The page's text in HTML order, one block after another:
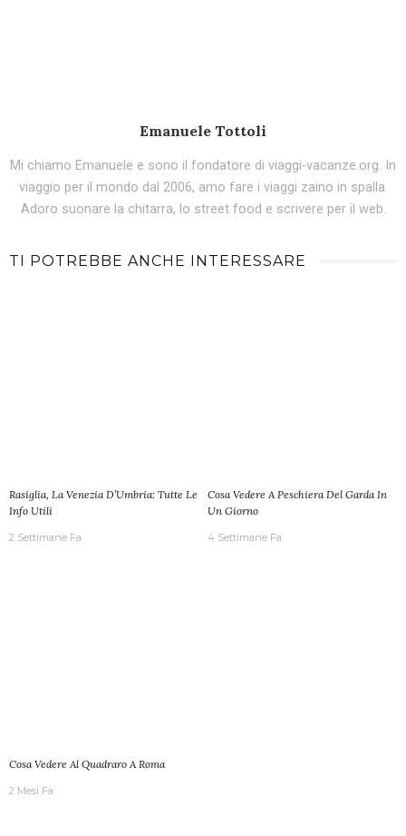
Emanuele Tottoli
Mi chiamo Emanuele e sono il fondatore di viaggi-vacanze.org. In
viaggio per il mondo dal 2006, amo fare i viaggi zaino in spalla.
Adoro suonare la chitarra, lo street food e scrivere per il web.
TI POTREBBE ANCHE INTERESSARE
Rasiglia, La Venezia D’Umbria: Tutte Le
Info Utili
2 Settimane Fa
Cosa Vedere A Peschiera Del Garda In
Un Giorno
4 Settimane Fa
Cosa Vedere Al Quadraro A Roma
2 Mesi Fa